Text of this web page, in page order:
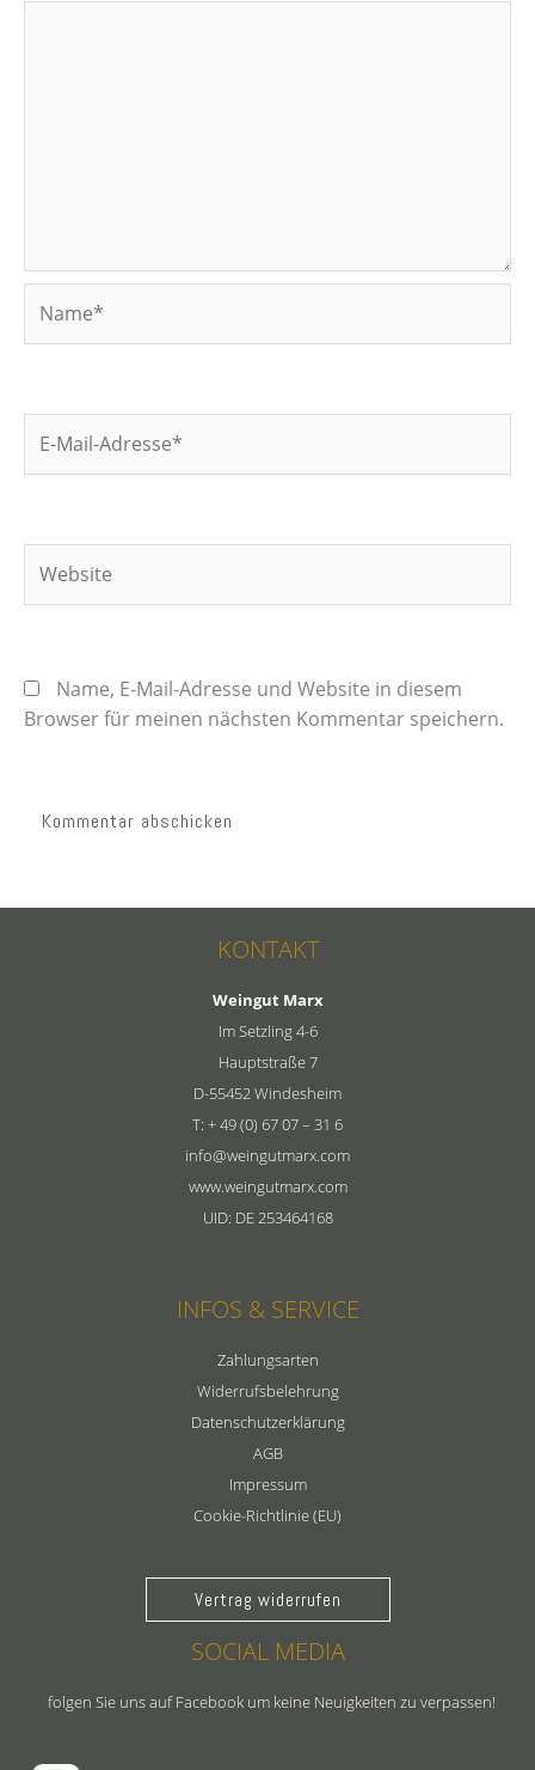
Mail-
Name, E-Mail-Adresse und Website in diesem
Browser für meinen nächsten Kommentar speichern.
KONTAKT
Weingut Marx
Im Setzling 4-6
Hauptstraße 7
D-55452 Windesheim
T: + 49 (0) 67 07 – 31 6
info@weingutmarx.com
www.weingutmarx.com
UID: DE 253464168
INFOS & SERVICE
Zahlungsarten
Widerrufsbelehrung
Datenschutzerklärung
AGB
Impressum
Cookie-Richtlinie (EU)
Vertrag widerrufen
SOCIAL MEDIA
folgen Sie uns auf Facebook um keine Neuigkeiten zu verpassen!